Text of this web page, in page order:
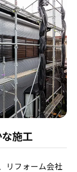
施工
リフォーム会社